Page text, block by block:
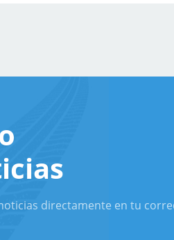
directamente en tu